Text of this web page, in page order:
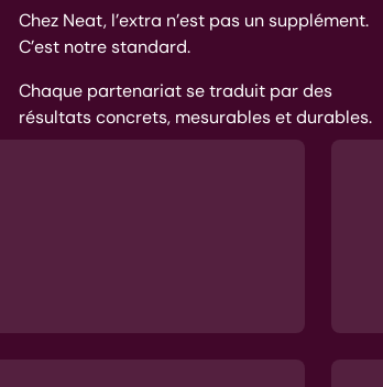
Chez Neat, l’extra n’est pas un supplément.
C’est notre standard.
Chaque partenariat se traduit par des
résultats concrets, mesurables et durables.